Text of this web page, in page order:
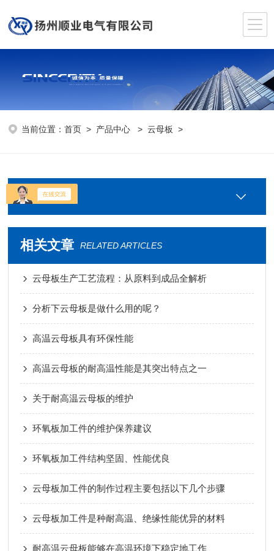
当前位置：首页 > 产品中心 >云母板 >
产品分类
相关文章 RELATED ARTICLES
云母板生产工艺流程：从原料到成品全解析
分析下云母板是做什么用的呢？
高温云母板具有环保性能
高温云母板的耐高温性能是其突出特点之一
关于耐高温云母板的维护
环氧板加工件的维护保养建议
环氧板加工件结构坚固、性能优良
云母板加工件的制作过程主要包括以下几个步骤
云母板加工件是种耐高温、绝缘性能优异的材料
耐高温云母板能够在高温环境下稳定地工作